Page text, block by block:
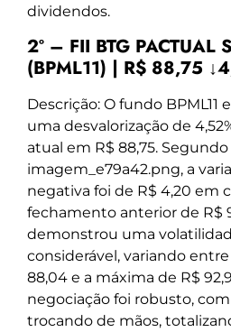
dividendos.
2º – FII BTG PACTUAL
(BPML11) | R$ 88,75
Descrição: O fundo BPML11
uma desvalorização de
atual em R$ 88,75. Segundo
imagem_e79a42.png, a
negativa foi de R$ 4,20 em
fechamento anterior de R$
demonstrou uma
considerável, variando
88,04 e a máxima de R$
negociação foi robusto, com
trocando de mãos,